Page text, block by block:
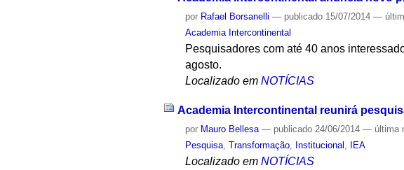
por Rafael Borsanelli — publicado 15/07/2014—
Academia Intercontinental
Pesquisadores com até 40 anos
agosto.
Localizado em NOTÍCIAS
Academia Intercontinental reunirá
por Mauro Bellesa — publicado 24/06/2014— última
Pesquisa,Transformação, Institucional , IEA
Localizado em NOTÍCIAS